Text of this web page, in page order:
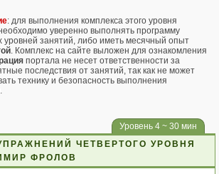
: для выполнения комплекса этого уровня
уверенно выполнять программу
занятий, либо иметь месячный опыт
. Комплекс на сайте выложен для ознакомления
портала не несет ответственности за
последствия от занятий, так как не может
технику и безопасность выполнения
Уровень 4 ~ 30 мин
ЧЕТВЕРТОГО УРОВНЯ
ФРОЛОВ